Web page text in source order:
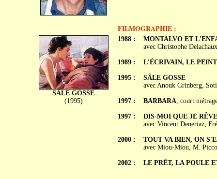
FILMOGRAPHIE :
SÂLE GOSSE
(1995)
1988 :
1989 :
1995 :
1997 :
1997 :
2000 :
2002 :
MONTALVO ET
avec Christophe
L'ÉCRIVAIN, LE
SÂLE GOSSE
avec Anouk Grinberg,
BARBARA, court
DIS-MOI QUE JE RÊVE
avec Vincent Deneriaz,
TOUT VA BIEN, ON
avec Miou-Miou, M.
LE PRÊT, LA POULE